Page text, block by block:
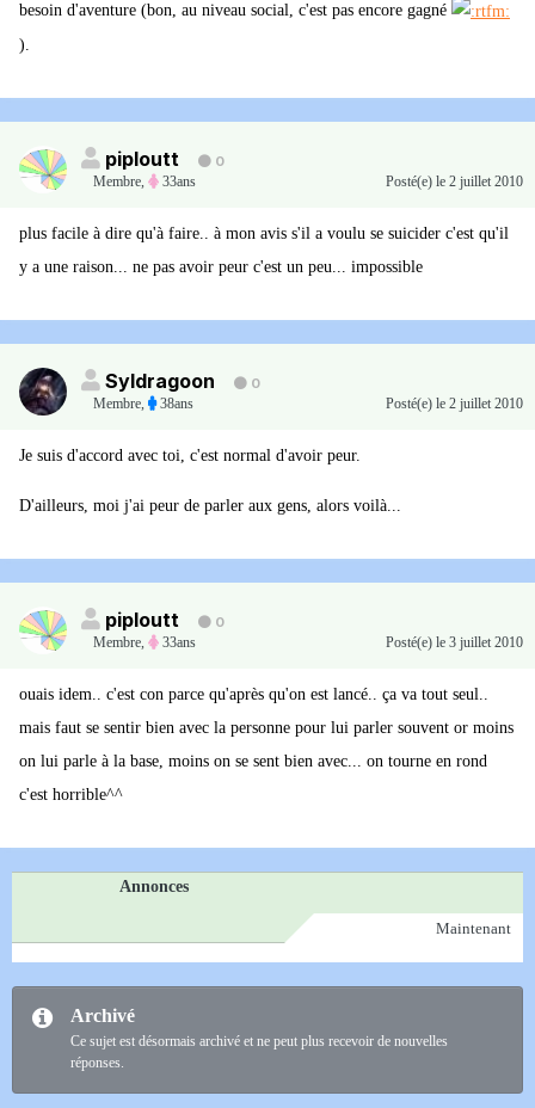
besoin d'aventure (bon, au niveau social, c'est pas encore gagné
).
piploutt
0
Membre, 33ans Posté(e) le 2 juillet 2010
plus facile à dire qu'à faire.. à mon avis s'il a voulu se suicider c'est qu'il
y a une raison... ne pas avoir peur c'est un peu... impossible
Syldragoon
0
Membre, 38ans Posté(e) le 2 juillet 2010
Je suis d'accord avec toi, c'est normal d'avoir peur.
D'ailleurs, moi j'ai peur de parler aux gens, alors voilà...
piploutt
0
Membre, 33ans Posté(e) le 3 juillet 2010
ouais idem.. c'est con parce qu'après qu'on est lancé.. ça va tout seul..
mais faut se sentir bien avec la personne pour lui parler souvent or moins
on lui parle à la base, moins on se sent bien avec... on tourne en rond
c'est horrible^^
Annonces
Maintenant
Archivé
Ce sujet est désormais archivé et ne peut plus recevoir de nouvelles
réponses.